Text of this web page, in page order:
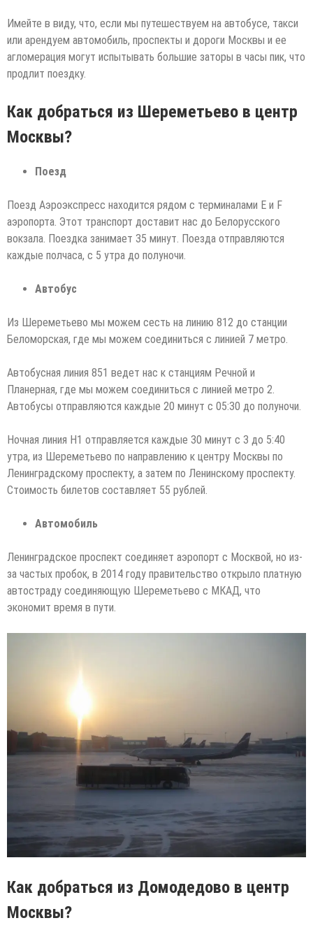
Имейте в виду, что, если мы путешествуем на автобусе, такси
или арендуем автомобиль, проспекты и дороги Москвы и ее
агломерация могут испытывать большие заторы в часы пик, что
продлит поездку.
Как добраться из Шереметьево в центр
Москвы?
Поезд
Поезд Аэроэкспресс находится рядом с терминалами E и F
аэропорта. Этот транспорт доставит нас до Белорусского
вокзала. Поездка занимает 35 минут. Поезда отправляются
каждые полчаса, с 5 утра до полуночи.
Автобус
Из Шереметьево мы можем сесть на линию 812 до станции
Беломорская, где мы можем соединиться с линией 7 метро.
Автобусная линия 851 ведет нас к станциям Речной и
Планерная, где мы можем соединиться с линией метро 2.
Автобусы отправляются каждые 20 минут с 05:30 до полуночи.
Ночная линия Н1 отправляется каждые 30 минут с 3 до 5:40
утра, из Шереметьево по направлению к центру Москвы по
Ленинградскому проспекту, а затем по Ленинскому проспекту.
Стоимость билетов составляет 55 рублей.
Автомобиль
Ленинградское проспект соединяет аэропорт с Москвой, но из-
за частых пробок, в 2014 году правительство открыло платную
автостраду соединяющую Шереметьево с МКАД, что
экономит время в пути.
Как добраться из Домодедово в центр
Москвы?